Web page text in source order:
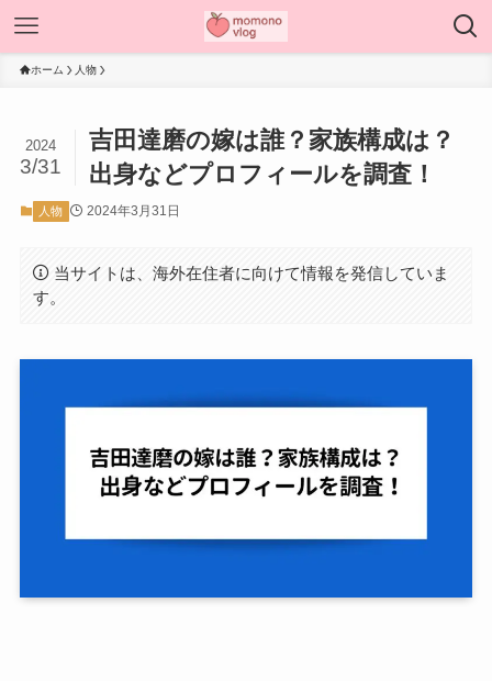
ホーム 人物
吉田達磨の嫁は誰？家族構成は？
出身などプロフィールを調査！
2024
3/31
人物 2024年3月31日
当サイトは、海外在住者に向けて情報を発信していま
す。